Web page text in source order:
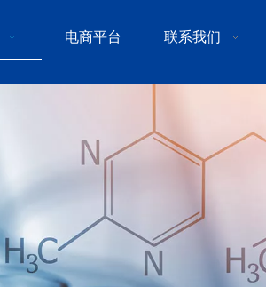
电商平台 联系我们